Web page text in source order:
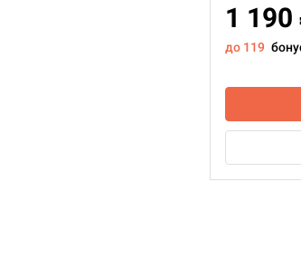
1 190
до 119